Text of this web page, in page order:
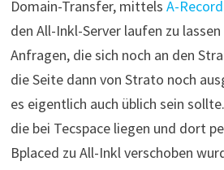
Domain-Transfer, mittels A-Record
den All-Inkl-Server laufen zu
Anfragen, die sich noch an den
die Seite dann von Strato noch
es eigentlich auch üblich sein
die bei Tecspace liegen und dort
Bplaced zu All-Inkl verschoben